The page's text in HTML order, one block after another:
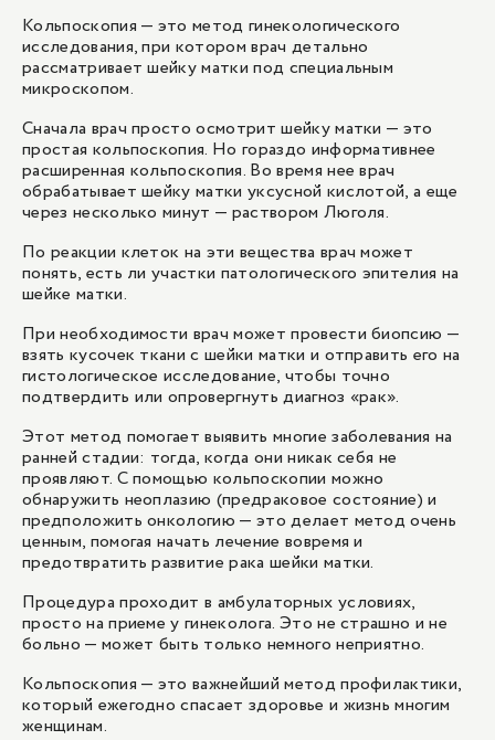
Кольпоскопия — это метод гинекологического
исследования, при котором врач детально
рассматривает шейку матки под специальным
микроскопом.
Сначала врач просто осмотрит шейку матки — это
простая кольпоскопия. Но гораздо информативнее
расширенная кольпоскопия. Во время нее врач
обрабатывает шейку матки уксусной кислотой, а еще
через несколько минут — раствором Люголя.
По реакции клеток на эти вещества врач может
понять, есть ли участки патологического эпителия на
шейке матки.
При необходимости врач может провести биопсию —
взять кусочек ткани с шейки матки и отправить его на
гистологическое исследование, чтобы точно
подтвердить или опровергнуть диагноз «рак».
Этот метод помогает выявить многие заболевания на
ранней стадии: тогда, когда они никак себя не
проявляют. С помощью кольпоскопии можно
обнаружить неоплазию (предраковое состояние) и
предположить онкологию — это делает метод очень
ценным, помогая начать лечение вовремя и
предотвратить развитие рака шейки матки.
Процедура проходит в амбулаторных условиях,
просто на приеме у гинеколога. Это не страшно и не
больно — может быть только немного неприятно.
Кольпоскопия — это важнейший метод профилактики,
который ежегодно спасает здоровье и жизнь многим
женщинам.